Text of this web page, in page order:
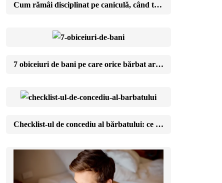
Cum rămâi disciplinat pe caniculă, când toată lumea e în vacanță
7 obiceiuri de bani pe care orice bărbat ar trebui să le aibă până la 40 de ani
Checklist-ul de concediu al bărbatului: ce să nu uiți pentru o vacanță fără stres